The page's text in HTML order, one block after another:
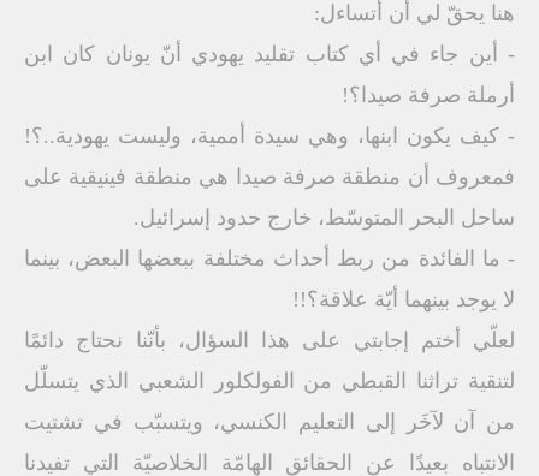
هنا يحقّ لي أن أتساءل:
- أين جاء في أي كتاب تقليد يهودي أنّ يونان كان ابن
أرملة صرفة صيدا؟!
- كيف يكون ابنها، وهي سيدة أممية، وليست يهودية..؟!
فمعروف أن منطقة صرفة صيدا هي منطقة فينيقية على
ساحل البحر المتوسّط، خارج حدود إسرائيل.
- ما الفائدة من ربط أحداث مختلفة ببعضها البعض، بينما
لا يوجد بينهما أيّة علاقة؟!!
لعلّي أختم إجابتي على هذا السؤال، بأنّنا نحتاج دائمًا
لتنقية تراثنا القبطي من الفولكلور الشعبي الذي يتسلّل
من آن لآخَر إلى التعليم الكنسي، ويتسبّب في تشتيت
الانتباه بعيدًا عن الحقائق الهامّة الخلاصيّة التي تفيدنا